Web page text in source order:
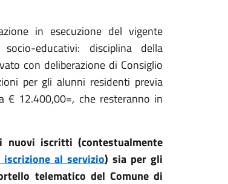
in esecuzione del vigente
educativi: disciplina della
con deliberazione di Consiglio
per gli alunni residenti previa
€ 12.400,00=, che resteranno in
nuovi iscritti (contestualmente
iscrizione al servizio) sia per gli
telematico del Comune di